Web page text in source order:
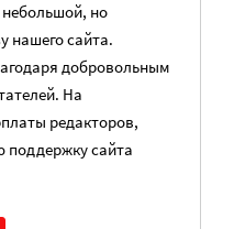
но
нашего сайта.
добровольным
На
редакторов,
поддержку сайта